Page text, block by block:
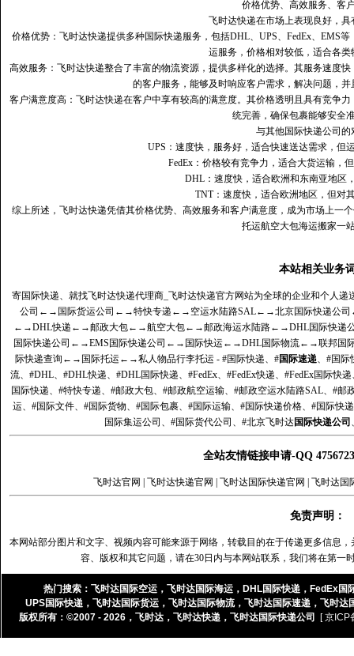
价格优势、高效服务、客
飞时达快递在市场上表现良好，
价格优势：飞时达快递提供多种国际快递服务，包括DHL、UPS、FedEx、EMS
运服务，价格相对较低，适合各
高效服务：飞时达快递整合了丰富的物流资源，提供多样化的选择。其服务速度
的客户服务，能够及时响应客户需求，解决问题，
客户满意度高‌：飞时达快递在客户中享有较高的满意度。其价格透明且具有竞争
统完善，确保包裹能够安全
与其他国际快递公司的
UPS：速度快，服务好，适合快速送达需求，但
FedEx：价格较有竞争力，适合大货运输，
DHL：速度快，适合欧洲和东南亚地区
TNT：速度快，适合欧洲地区，但对
综上所述，飞时达快递凭借其价格优势、高效服务和客户满意度，成为市场上一
托运航空大包海运搬家一
本站相关业务
寄国际快递、就找飞时达快递代理商_飞时达快递官方网站为全球的企业和个人递
公司 ←→ 国际货运公司 ←→特快专递 ←→ 空运水陆路SAL←→北京国际快递公司
←→DHL快递 ←→邮政大包←→航空大包←→邮政海运水陆路←→DHL国际快递
国际快递公司 ←→EMS国际快递公司 ←→ 国际快运←→DHL国际物流←→联邦国
际快递查询 ←→ 国际托运←→私人物品行李托运 - #国际快递、#国际速递、#国际
流、#DHL、#DHL快递、#DHL国际快递、#FedEx、#FedEx快递、#FedEx国际快
国际快递、#特快专递、#邮政大包、#邮政航空运输、#邮政空运水陆路SAL、#
运、#国际文件、#国际货物、#国际包裹、#国际运输、#国际快递价格、#国际快
国际集运公司、#国际货代公司、#北京飞时达国际快递公司
全站友情链接申请-QQ
飞时达官网 飞时达快递官网 飞时达国际快递官网 飞时达国
免责声明：
本网站部分图片和文字、视频内容可能来源于网络，转载目的在于传递更多信息
容、版权和其它问题，请在30日内与本网站联系，我们将在第一
热门搜索： 飞时达国际空运 ， 飞时达国际海运 ， DHL国际快递 ， FedEx国
UPS国际快递 ， 飞时达国际货运 ， 飞时达国际物流， 飞时达国际速递 ， 飞时达
版权所有：©2007 - 2026， 飞时达， 飞时达快递， 飞时达国际快递公司 [ 京ICP